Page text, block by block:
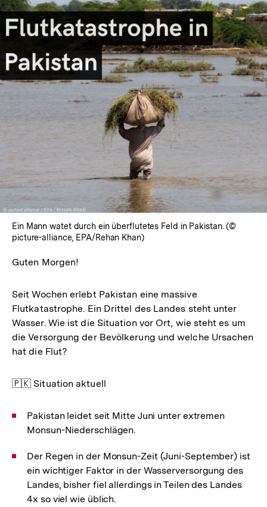
Ein Mann watet durch ein überflutetes Feld in Pakistan. (©
picture-alliance, EPA/Rehan Khan)
Guten Morgen!
Seit Wochen erlebt Pakistan eine massive
Flutkatastrophe. Ein Drittel des Landes steht unter
Wasser. Wie ist die Situation vor Ort, wie steht es um
die Versorgung der Bevölkerung und welche Ursachen
hat die Flut?
🇵🇰 Situation aktuell
Pakistan leidet seit Mitte Juni unter extremen
Monsun-Niederschlägen.
Der Regen in der Monsun-Zeit (Juni-September) ist
ein wichtiger Faktor in der Wasserversorgung des
Landes, bisher fiel allerdings in Teilen des Landes
4x so viel wie üblich.